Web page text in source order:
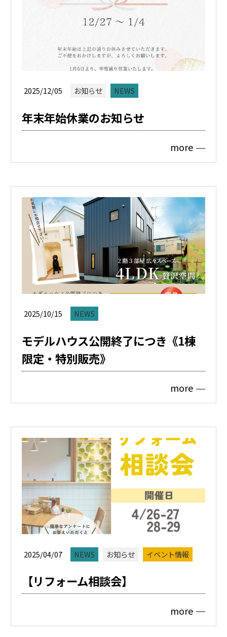
2025/12/05 お知らせ NEWS
年末年始休業のお知らせ
more
2025/10/15 NEWS
モデルハウス公開終了につき《1棟
限定・特別販売》
more
2025/04/07 NEWS お知らせ イベント情報
【リフォーム相談会】
more